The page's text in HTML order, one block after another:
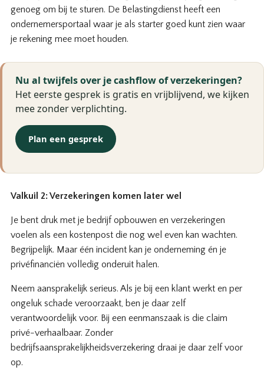
genoeg om bij te sturen. De Belastingdienst heeft een
ondernemersportaal waar je als starter goed kunt zien waar
je rekening mee moet houden.
Nu al twijfels over je cashflow of verzekeringen?
Het eerste gesprek is gratis en vrijblijvend, we kijken
mee zonder verplichting.
Plan een gesprek
Valkuil 2: Verzekeringen komen later wel
Je bent druk met je bedrijf opbouwen en verzekeringen
voelen als een kostenpost die nog wel even kan wachten.
Begrijpelijk. Maar één incident kan je onderneming én je
privéfinanciën volledig onderuit halen.
Neem aansprakelijk serieus. Als je bij een klant werkt en per
ongeluk schade veroorzaakt, ben je daar zelf
verantwoordelijk voor. Bij een eenmanszaak is die claim
privé-verhaalbaar. Zonder
bedrijfsaansprakelijkheidsverzekering draai je daar zelf voor
op.